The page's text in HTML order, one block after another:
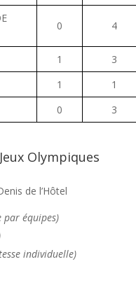
0 4
1
3
1
1
0 3
Olympiques
de l’Hôtel
par équipes)
individuelle)